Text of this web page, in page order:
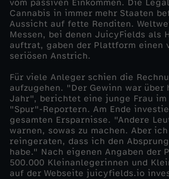
,
G
i
e
r
,
vom passiven Einkommen. Die
Cannabis in immer mehr Staaten
Aussicht auf fette Renditen.
Messen, bei denen JuicyFields als
auftrat, gaben der Plattform einen
seriösen Anstrich.
Für viele Anleger schien die
aufzugehen. "Der Gewinn war über
Jahr", berichtet eine junge Frau im
"Spur"-Reportern. Am Ende
gesamten Ersparnisse. "Andere
warnen, sowas zu machen. Aber
reingeraten, dass ich den
habe." Nach eigenen Angaben der
500.000 Kleinanlegerinnen und
auf der Webseite juicyfields.io